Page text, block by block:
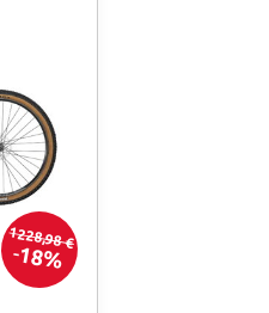
1228,98 €
18%